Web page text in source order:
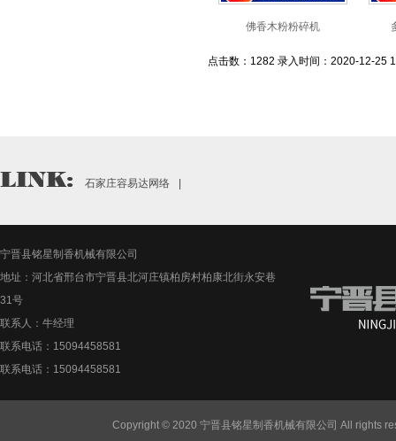
佛香木粉粉碎机
点击数：1282 录入时间：2020-12-25
石家庄容易达网络
宁晋县铭星制香机械有限公司
地址：河北省邢台市宁晋县北河庄镇柏房村柏康北街永安巷
31号
联系人：牛经理
联系电话：15094458581
联系电话：15094458581
Copyright © 2020 宁晋县铭星制香机械有限公司 All rights